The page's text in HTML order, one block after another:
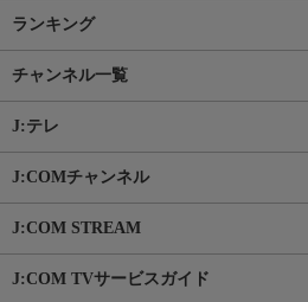
ランキング
チャンネル一覧
J:テレ
J:COMチャンネル
J:COM STREAM
J:COM TVサービスガイド